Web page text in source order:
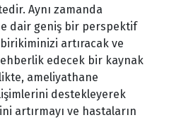
Aynı zamanda
dair geniş bir perspektif
artıracak ve
edecek bir kaynak
ameliyathane
destekleyerek
artırmayı ve hastaların